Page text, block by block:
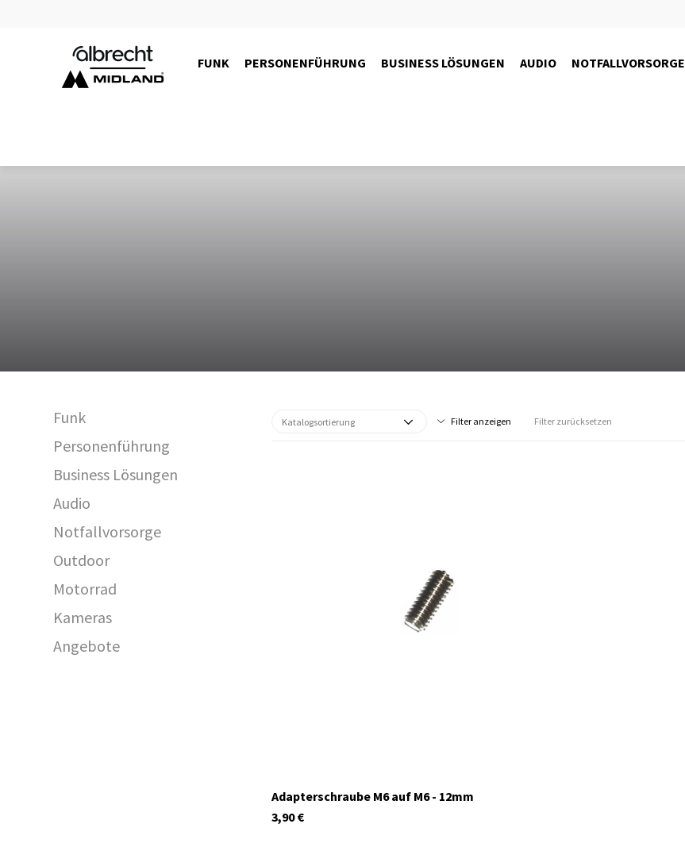
FUNK PERSONENFÜHRUNG BUSINESS LÖSUNGEN AUDIO NOTFALLVORSORGE
Funk
Personenführung
Business Lösungen
Audio
Notfallvorsorge
Outdoor
Motorrad
Kameras
Angebote
Filter anzeigen Filter zurücksetzen
Adapterschraube M6 auf M6 - 12mm
€
3,90